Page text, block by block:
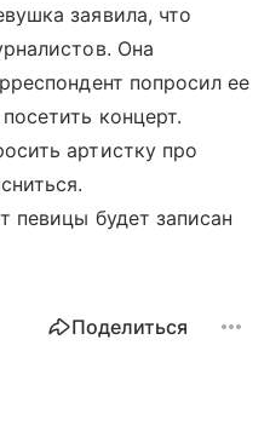
заявила, что
Она
попросил ее
концерт.
артистку про
певицы будет записан
Поделиться